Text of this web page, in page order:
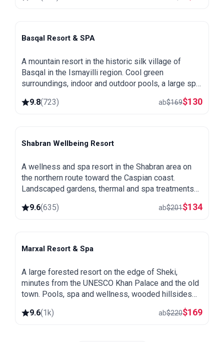
Basqal
Basqal Resort & SPA
A mountain resort in the historic silk village of
Basqal in the Ismayilli region. Cool green
surroundings, indoor and outdoor pools, a large spa
and easy trips to Lahij and the Ismayilli mountains.
9.8(723) ab$169$130
Shabran
Shabran Wellbeing Resort
A wellness and spa resort in the Shabran area on
the northern route toward the Caspian coast.
Landscaped gardens, thermal and spa treatments
9.6(635) ab$201$134
Sheki
Marxal Resort & Spa
A large forested resort on the edge of Sheki,
minutes from the UNESCO Khan Palace and the old
town. Pools, spa and wellness, wooded hillsides
and a great base for exploring northern Azerbaijan.
9.6(1k) ab$220$169